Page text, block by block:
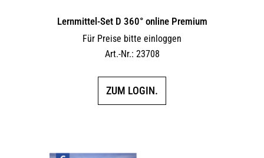
Lernmittel-Set D 360° online Premium
Für Preise bitte einloggen
Art.-Nr.: 23708
ZUM LOGIN.